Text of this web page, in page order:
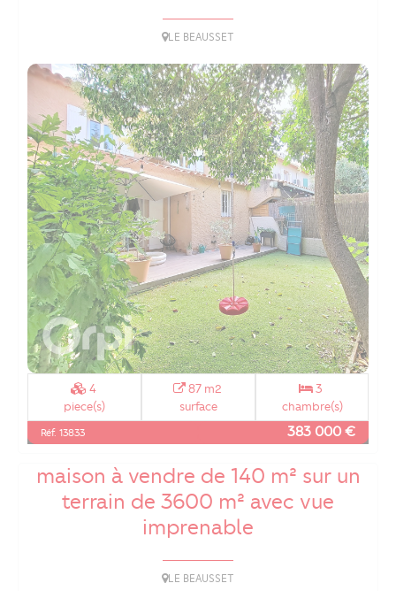
LE BEAUSSET
4
piece(s)
87 m2
surface
3
chambre(s)
Réf. 13833 383 000 €
Sur les hauteurs du Beausset,
maison à vendre de 140 m² sur un
terrain de 3600 m² avec vue
imprenable
LE BEAUSSET